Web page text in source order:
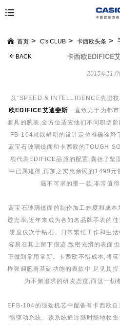
首页 C's CLUB 卡西欧头条
卡西欧EDIFICE
BACK
2015年11
以“SPEED & INTELLIGENCE先进
欧EDIFICE艾迪斐斯一直致力于为都
兼具的腕表,全方位适应他们不同职场
FB-104就以鲜明的设计定位准确诠
蓝宝石玻璃镜面和卡西欧的TOUGH
项代表EDIFICE品质的配置,囊括了坚
中已属难得,再加之实惠亲民的1490元
遇不可求的那一款,非常值
蓝宝石玻璃镜面的制作加工难度和成
透光率,近年来成为各知名品牌手表的
硬度仅次于钻石。日常繁忙工作和生
容易在其上留下痕迹,致密光滑的表面
正做到常用常新。卡西欧不惜成本,将
样强调腕表基础功能的表款中,足见其
为不懈追求的研发态度,而这一切
EFB-104的强劲机芯中配备有卡西欧
能驱动系统。该系统通过随时随地收